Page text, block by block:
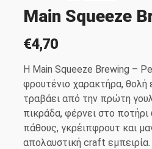
Main Squeeze
€4,70
Η Main Squeeze Brewing –
φρουτένιο χαρακτήρα, θολή
τραβάει από την πρώτη
πικράδα, φέρνει στο
πάθους, γκρέιπφρουτ και
απολαυστική craft εμπειρία.